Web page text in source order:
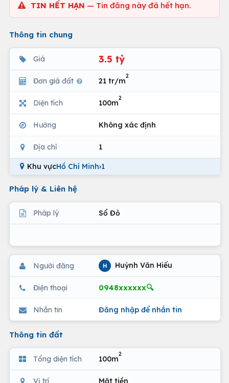
TIN HẾT HẠN — Tin đăng này đã hết hạn.
Thông tin chung
Giá 3.5 tỷ
Đơn giá đất 21 tr/m
2
Diện tích 100m
2
Hướng Không xác định
Địa chỉ 1
Khu vựcHồ Chí Minh›1
Pháp lý & Liên hệ
Pháp lý Sổ Đỏ
Người đăng H Huỳnh Văn Hiếu
Điện thoại 0948xxxxxx🔍
Nhắn tin Đăng nhập để nhắn tin
Thông tin đất
Tổng diện tích 100m
2
Vị trí Mặt tiền